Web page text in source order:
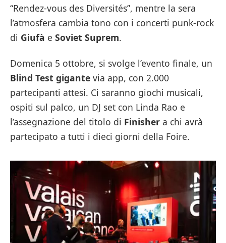
“Rendez-vous des Diversités”, mentre la sera
l’atmosfera cambia tono con i concerti punk-rock
di Giufà e Soviet Suprem.
Domenica 5 ottobre, si svolge l’evento finale, un
Blind Test gigante via app, con 2.000
partecipanti attesi. Ci saranno giochi musicali,
ospiti sul palco, un DJ set con Linda Rao e
l’assegnazione del titolo di Finisher a chi avrà
partecipato a tutti i dieci giorni della Foire.